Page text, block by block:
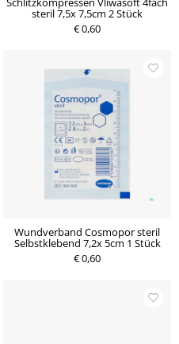
steril 7,5x 7,5cm 2 Stück
€ 0,60
Wundverband Cosmopor steril
Selbstklebend 7,2x 5cm 1 Stück
€ 0,60